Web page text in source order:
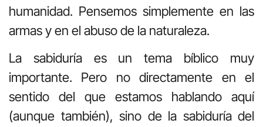
humanidad. Pensemos simplemente en las
armas y en el abuso de la naturaleza.
La sabiduría es un tema bíblico muy
importante. Pero no directamente en el
sentido del que estamos hablando aquí
(aunque también), sino de la sabiduría del